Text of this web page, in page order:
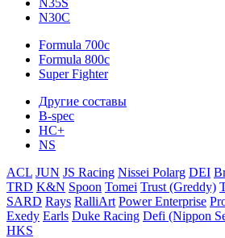
N35S
N30C
Formula 700c
Formula 800c
Super Fighter
Другие составы
B-spec
HC+
NS
ACL JUN JS Racing Nissei Polarg DEI
TRD K&N Spoon Tomei Trust (Greddy)
SARD Rays RalliArt Power Enterprise
Exedy Earls Duke Racing Defi (Nippon
HKS